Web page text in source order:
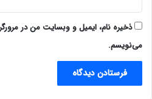
ذخیره نام، ایمیل و وبسایت من در
می‌نویسم.